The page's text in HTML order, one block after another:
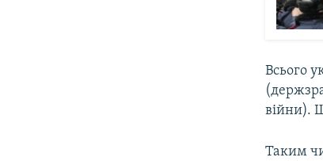
Всього
війни).
Таким